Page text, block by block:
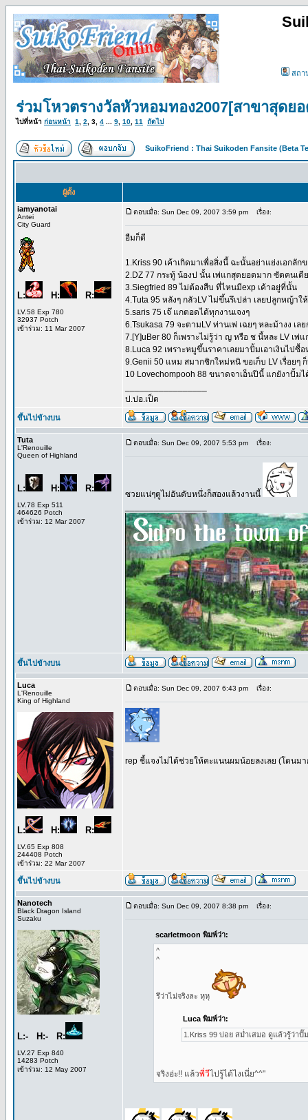
สถา
ร่วมโหวตรางวัลหัวหอมทอง2007[สาขาสุดย
ไปที่หน้า ก่อนหน้า 1 2 3 4 9 10 11 ถัดไป
SuikoFriend : Thai Suikoden Fansite (Beta
ผู้ตั้ง
iamyanotai
Antei
City Guard
L: H: R:
LV.58 Exp 780
32937 Potch
เข้าร่วม: 11 Mar 2007
ตอบเมื่อ: Sun Dec 09, 2007 3:59 pm เรื่อง:
อืมก็ดี
1.Kriss 90 เค้าเกิดมาเพื่อสิ่งนี้ ฉะนั้นอย่าแย่งเอกลัก
2.DZ 77 กระทู้ น้องป นั้น เพ่แกสุดยอดมาก ซัดคนเดี
3.Siegfried 89 ไม่ต้องสืบ ที่ไหนมีexp เค้าอยู่ที่นั้น
4.Tuta 95 หลังๆ กลัวLV ไม่ขึ้นรึเปล่า เลยปลูกหญ้าใ
5.saris 75 เจ๊ แกตอดได้ทุกงานเจงๆ
6.Tsukasa 79 จะตามLV ท่านเพ่ เฉยๆ หละม้างง เ
7.[Y]uBer 80 ก็เพราะไม่รู้ว่า ญ หรือ ช นี้หละ LV เพ่แ
8.Luca 92 เพราะหมูขึ้นราคาเลยมาปั้มเอาเงินไปซื้
9.Genii 50 แหม สมากชิกใหม่หนิ ขอเก็บ LV เรื่อยๆ
10 Lovechompooh 88 ขนาดจาเอ็นปีนี้ แกยังาปั้ม
ป.ปอ.เป็ด
ขึ้นไปข้างบน
Tuta
L'Renouille
Queen of Highland
L: H: R:
LV.78 Exp 511
464626 Potch
เข้าร่วม: 12 Mar 2007
ตอบเมื่อ: Sun Dec 09, 2007 5:53 pm เรื่อง:
ซวยแน่ๆตูไม่อันดับหนึ่งก็สองแล้วงานนี้
ขึ้นไปข้างบน
Luca
L'Renouille
King of Highland
L: H: R:
LV.65 Exp 808
244408 Potch
เข้าร่วม: 22 Mar 2007
ตอบเมื่อ: Sun Dec 09, 2007 6:43 pm เรื่อง:
rep ชี้แจงไม่ได้ช่วยให้คะแนนผมน้อยลงเลย (โดนม
ขึ้นไปข้างบน
Nanotech
Black Dragon Island
Suzaku
L:- H:- R:
LV.27 Exp 840
14283 Potch
เข้าร่วม: 12 May 2007
ตอบเมื่อ: Sun Dec 09, 2007 8:38 pm เรื่อง:
scarletmoon พิมพ์ว่า:
^
^
รึว่าไม่จริงละ หุหุ
Luca พิมพ์ว่า:
1.Kriss 99 บ่อย สม่ำเสมอ ดูแล้วรู้ว่าปั๊
จริงอ่ะ!! แล้วพี่วีไปรู้ได้ไงเนี่ย^^"